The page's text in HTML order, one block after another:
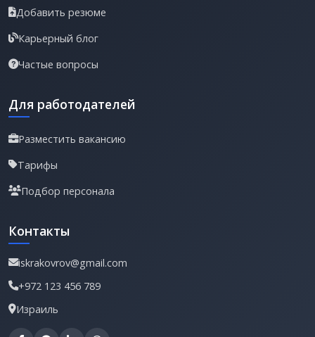
Добавить резюме
Карьерный блог
Частые вопросы
Для работодателей
Разместить вакансию
Тарифы
Подбор персонала
Контакты
iskrakovrov@gmail.com
+972 123 456 789
Израиль